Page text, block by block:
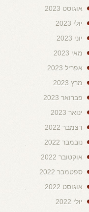
אוגוסט 2023
יולי 2023
יוני 2023
מאי 2023
אפריל 2023
מרץ 2023
פברואר 2023
ינואר 2023
דצמבר 2022
נובמבר 2022
אוקטובר 2022
ספטמבר 2022
אוגוסט 2022
יולי 2022